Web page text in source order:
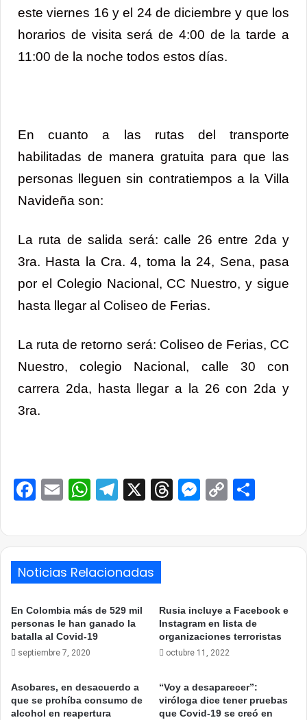
este viernes 16 y el 24 de diciembre y que los
horarios de visita será de 4:00 de la tarde a
11:00 de la noche todos estos días.
En cuanto a las rutas del transporte
habilitadas de manera gratuita para que las
personas lleguen sin contratiempos a la Villa
Navideña son:
La ruta de salida será: calle 26 entre 2da y
3ra. Hasta la Cra. 4, toma la 24, Sena, pasa
por el Colegio Nacional, CC Nuestro, y sigue
hasta llegar al Coliseo de Ferias.
La ruta de retorno será: Coliseo de Ferias, CC
Nuestro, colegio Nacional, calle 30 con
carrera 2da, hasta llegar a la 26 con 2da y
3ra.
Facebook
EmailWhatsApp
Telegram
X ThreadsCopy
Noticias Relacionadas
En Colombia más de 529 mil
personas le han ganado la
batalla al Covid-19
septiembre 7, 2020
Rusia incluye a Facebook e
Instagram en lista de
organizaciones terroristas
octubre 11, 2022
Asobares, en desacuerdo a
que se prohíba consumo de
alcohol en reapertura
“Voy a desaparecer”:
viróloga dice tener pruebas
que Covid-19 se creó en